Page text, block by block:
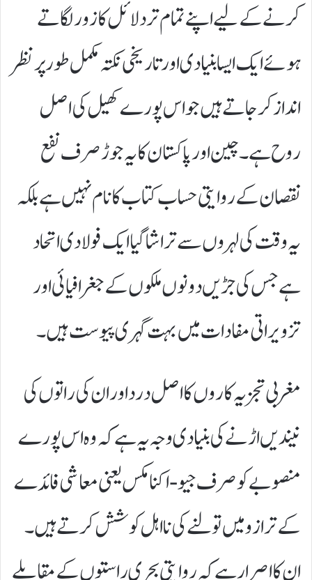
کرنے کے لیے اپنے تمام تر دلائل کا زور لگاتے
ہوئے ایک ایسا بنیادی اور تاریخی نکتہ مکمل طور پر نظر
انداز کر جاتے ہیں جو اس پورے کھیل کی اصل
روح ہے۔ چین اور پاکستان کا یہ جوڑ صرف نفع
نقصان کے روایتی حساب کتاب کا نام نہیں ہے بلکہ
یہ وقت کی لہروں سے تراشا گیا ایک فولادی اتحاد
ہے جس کی جڑیں دونوں ملکوں کے جغرافیائی اور
تزویراتی مفادات میں بہت گہری پیوست ہیں۔
​مغربی تجزیہ کاروں کا اصل درد اور ان کی راتوں کی
نیندیں اڑنے کی بنیادی وجہ یہ ہے کہ وہ اس پورے
منصوبے کو صرف جیو-اکنامکس یعنی معاشی فائدے
کے ترازو میں تولنے کی نااہل کوشش کرتے ہیں۔
ان کا اصرار ہے کہ روایتی بحری راستوں کے مقابلے